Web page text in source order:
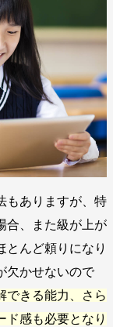
もありますが、特
合、また級が上が
とんど頼りになり
欠かせないので
できる能力、さら
ド感も必要となり